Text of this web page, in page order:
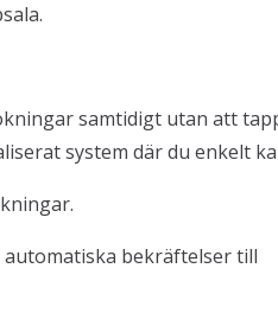
samtidigt utan att
system där du enkelt
bekräftelser till